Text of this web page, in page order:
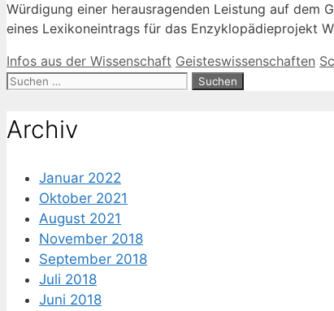
Würdigung einer herausragenden Leistung auf dem
eines Lexikoneintrags für das Enzyklopädieprojekt
Kategorien
Infos aus der Wissenschaft Schlagwörter
Geisteswissenschaften
Suche
Archiv
Januar 2022
Oktober 2021
August 2021
November 2018
September 2018
Juli 2018
Juni 2018